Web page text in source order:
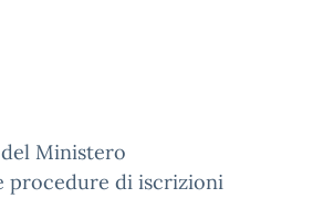
Ministero
procedure di iscrizioni